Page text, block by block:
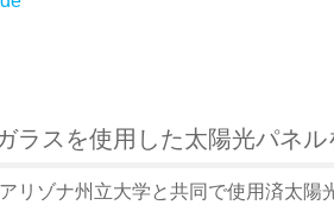
ラスを使用した太陽光パネル
リゾナ州立大学と共同で使用済太陽